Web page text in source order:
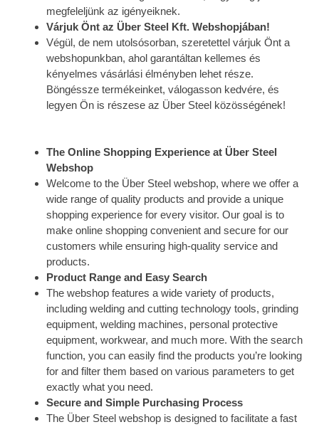
megfeleljünk az igényeiknek.
Várjuk Önt az Über Steel Kft. Webshopjában!
Végül, de nem utolsósorban, szeretettel várjuk Önt a
webshopunkban, ahol garantáltan kellemes és
kényelmes vásárlási élményben lehet része.
Böngéssze termékeinket, válogasson kedvére, és
legyen Ön is részese az Über Steel közösségének!
The Online Shopping Experience at Über Steel
Webshop
Welcome to the Über Steel webshop, where we offer a
wide range of quality products and provide a unique
shopping experience for every visitor. Our goal is to
make online shopping convenient and secure for our
customers while ensuring high-quality service and
products.
Product Range and Easy Search
The webshop features a wide variety of products,
including welding and cutting technology tools, grinding
equipment, welding machines, personal protective
equipment, workwear, and much more. With the search
function, you can easily find the products you’re looking
for and filter them based on various parameters to get
exactly what you need.
Secure and Simple Purchasing Process
The Über Steel webshop is designed to facilitate a fast